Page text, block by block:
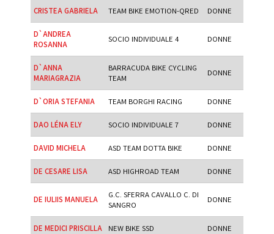
CRISTEA GABRIELA TEAM BIKE EMOTION-QRED DONNE
D`ANDREA
ROSANNA
SOCIO INDIVIDUALE 4 DONNE
D`ANNA
MARIAGRAZIA
BARRACUDA BIKE CYCLING
TEAM
DONNE
D`ORIA STEFANIA TEAM BORGHI RACING DONNE
DAO LÉNA ELY SOCIO INDIVIDUALE 7 DONNE
DAVID MICHELA ASD TEAM DOTTA BIKE DONNE
DE CESARE LISA ASD HIGHROAD TEAM DONNE
DE IULIIS MANUELA
G.C. SFERRA CAVALLO C. DI
SANGRO
DONNE
DE MEDICI PRISCILLA NEW BIKE SSD DONNE